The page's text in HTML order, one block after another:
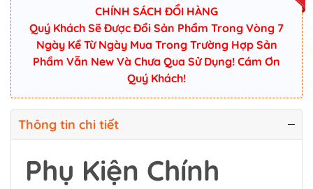
CHÍNH SÁCH ĐỔI HÀNG
Quý Khách Sẽ Được Đổi Sản Phẩm Trong Vòng 7
Ngày Kể Từ Ngày Mua Trong Trường Hợp Sản
Phẩm Vẫn New Và Chưa Qua Sử Dụng! Cám Ơn
Quý Khách!
Thông tin chi tiết
Phụ Kiện Chính